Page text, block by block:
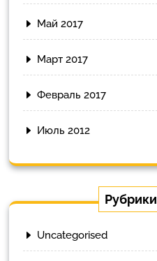
Май 2017
Март 2017
Февраль 2017
Июль 2012
Рубрики
Uncategorised